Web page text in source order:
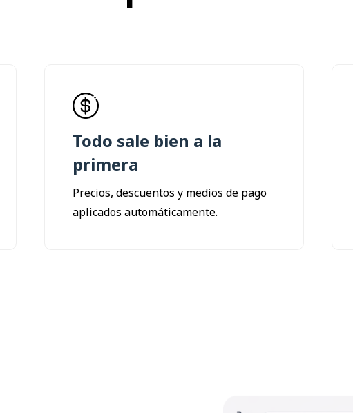
Todo sale bien a la
primera
Precios, descuentos y medios de pago
aplicados automáticamente.